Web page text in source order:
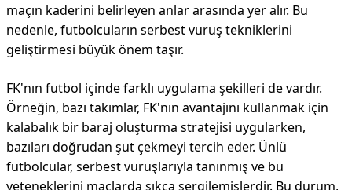
maçın kaderini belirleyen anlar arasında yer alır. Bu
nedenle, futbolcuların serbest vuruş tekniklerini
geliştirmesi büyük önem taşır.
FK'nın futbol içinde farklı uygulama şekilleri de vardır.
Örneğin, bazı takımlar, FK'nın avantajını kullanmak için
kalabalık bir baraj oluşturma stratejisi uygularken,
bazıları doğrudan şut çekmeyi tercih eder. Ünlü
futbolcular, serbest vuruşlarıyla tanınmış ve bu
yeteneklerini maçlarda sıkça sergilemişlerdir. Bu durum,